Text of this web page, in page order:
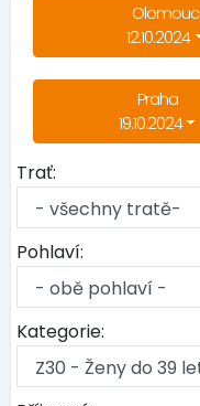
Olomouc
12.10.2024
Praha
19.10.2024
Trať:
Pohlaví:
Kategorie: